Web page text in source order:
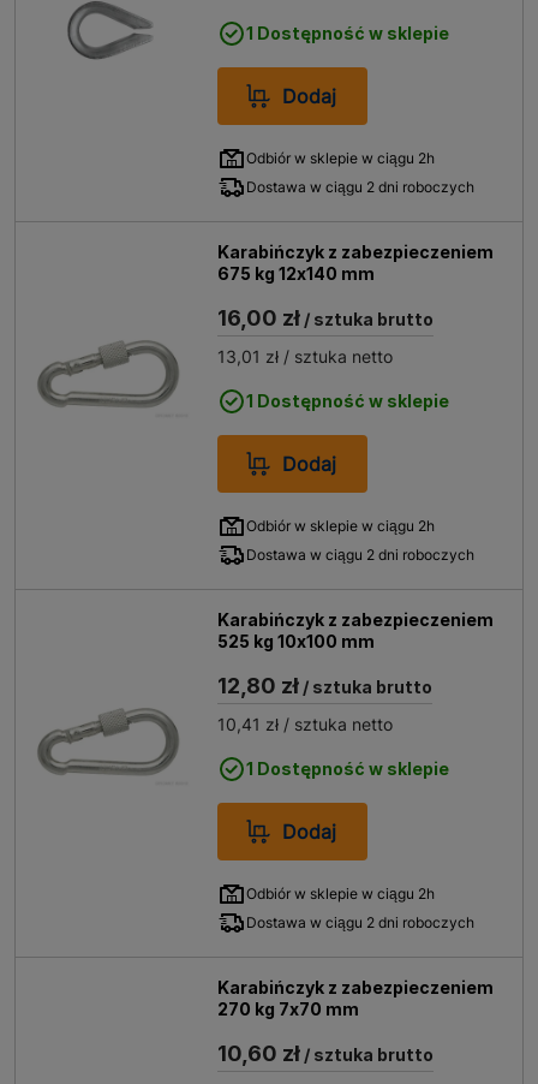
1 Dostępność w sklepie
Dodaj
Odbiór w sklepie w ciągu 2h
Dostawa w ciągu 2 dni roboczych
Karabińczyk z zabezpieczeniem
675 kg 12x140 mm
16,00 zł / sztuka brutto
13,01 zł / sztuka netto
1 Dostępność w sklepie
Dodaj
Odbiór w sklepie w ciągu 2h
Dostawa w ciągu 2 dni roboczych
Karabińczyk z zabezpieczeniem
525 kg 10x100 mm
12,80 zł / sztuka brutto
10,41 zł / sztuka netto
1 Dostępność w sklepie
Dodaj
Odbiór w sklepie w ciągu 2h
Dostawa w ciągu 2 dni roboczych
Karabińczyk z zabezpieczeniem
270 kg 7x70 mm
10,60 zł / sztuka brutto